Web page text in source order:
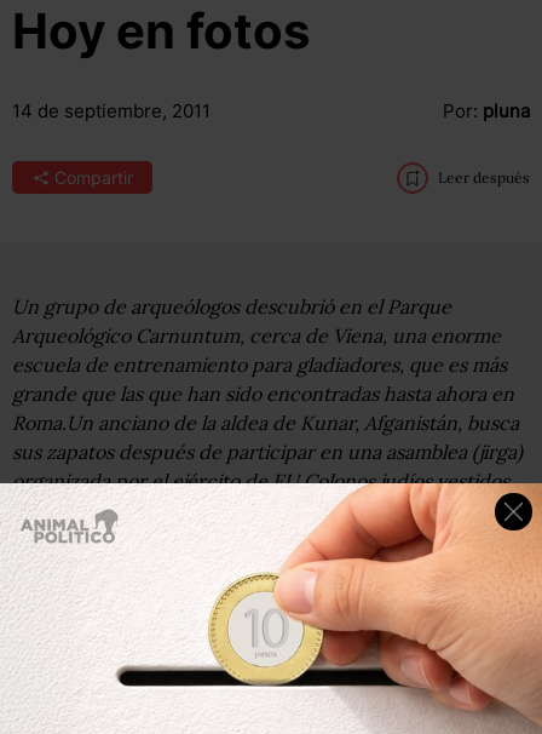
Hoy en fotos
14 de septiembre, 2011 Por: pluna
Compartir Leer después
Un grupo de arqueólogos descubrió en el Parque
Arqueológico Carnuntum, cerca de Viena, una enorme
escuela de entrenamiento para gladiadores, que es más
grande que las que han sido encontradas hasta ahora en
Roma.Un anciano de la aldea de Kunar, Afganistán, busca
sus zapatos después de participar en una asamblea (jirga)
organizada por el ejército de EU.Colonos judíos vestidos
de manifestantes palestinos se enfrentan con oficiales
israelíes durante un simulacro en el asentamiento
cisjordano de Kiryat Arba.Un grupo de personas pobres
hace fila en el centro de San Francisco, California, en
espera de que abran un comedor comunitario."Hambre
por educación". Ese es el lema que sostiene esta joven
manifestante en Santiago de Chile durante las protestas
por la reforma laboral.Las protestas en Italia por la crisis